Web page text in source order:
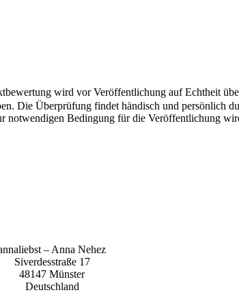
wird vor Veröffentlichung auf Echtheit
Die Überprüfung findet händisch und persönlich
notwendigen Bedingung für die Veröffentlichung
– Anna Nehez
Sive­r­des­stra­ße 17
48147 Müns­ter
Deutsch­land